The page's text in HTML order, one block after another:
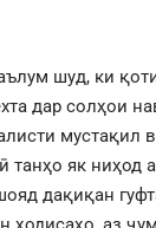
шуд, ки
дар солҳои
мустақил
танҳо як
дақиқан